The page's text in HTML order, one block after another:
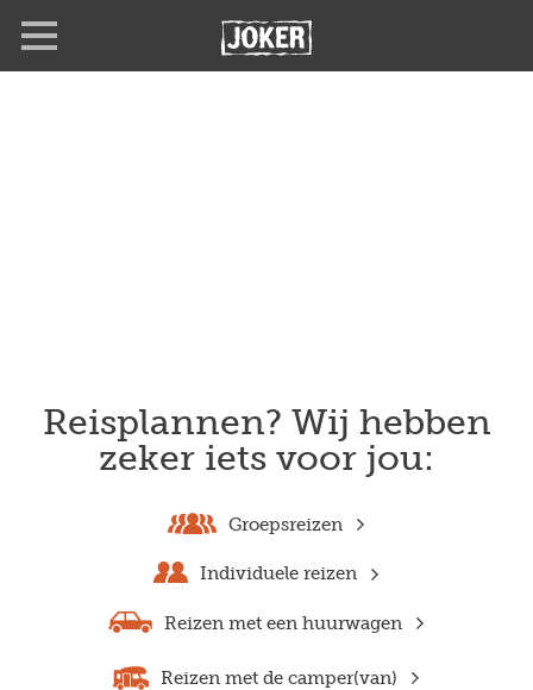
Reisplannen? Wij hebben
zeker iets voor jou:
Groepsreizen
Individuele reizen
Reizen met een huurwagen
Reizen met de camper(van)